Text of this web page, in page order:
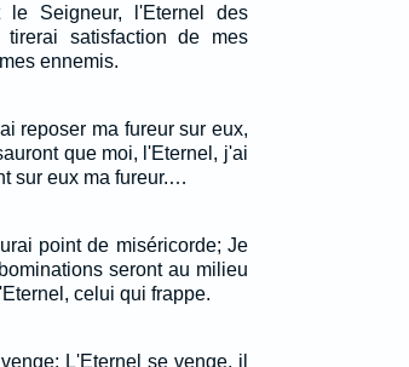
Seigneur, l'Eternel des
satisfaction de mes
ennemis.
reposer ma fureur sur eux,
que moi, l'Eternel, j'ai
sur eux ma fureur.…
point de miséricorde; Je
seront au milieu
celui qui frappe.
L'Eternel se venge, il